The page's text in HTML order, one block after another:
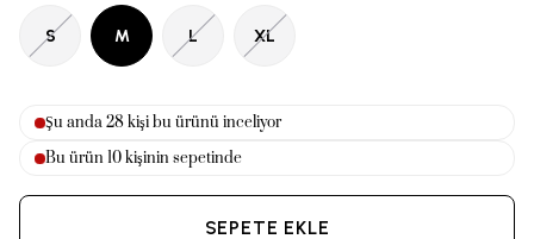
S M L XL
Şu anda28kişi bu ürünü inceliyor
Bu ürün10kişinin sepetinde
SEPETE EKLE